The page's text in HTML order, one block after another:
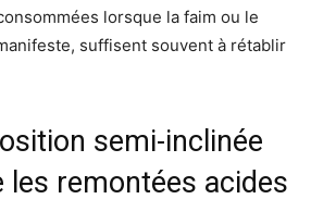
lorsque la faim ou le
suffisent souvent à rétablir
semi-inclinée
les remontées acides